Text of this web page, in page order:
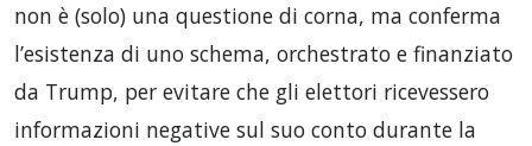
non è (solo) una questione di corna, ma conferma
l’esistenza di uno schema, orchestrato e finanziato
da Trump, per evitare che gli elettori ricevessero
informazioni negative sul suo conto durante la